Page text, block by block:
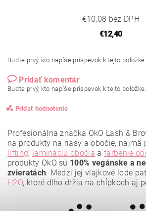
€10,08 bez DPH
€12,40
Buďte prvý, kto napíše príspevok k tejto položke.
Pridať komentár
Buďte prvý, kto napíše príspevok k tejto položke.
Pridať hodnotenie
Profesionálna značka OkO Lash &
na produkty na riasy a obočie, najmä
lifting, lamináciu obočia a farbenie
produkty OkO sú 100% vegánske a
zvieratách. Medzi jej vlajkové lode
H2O, ktoré dlho držia na chĺpkoch aj